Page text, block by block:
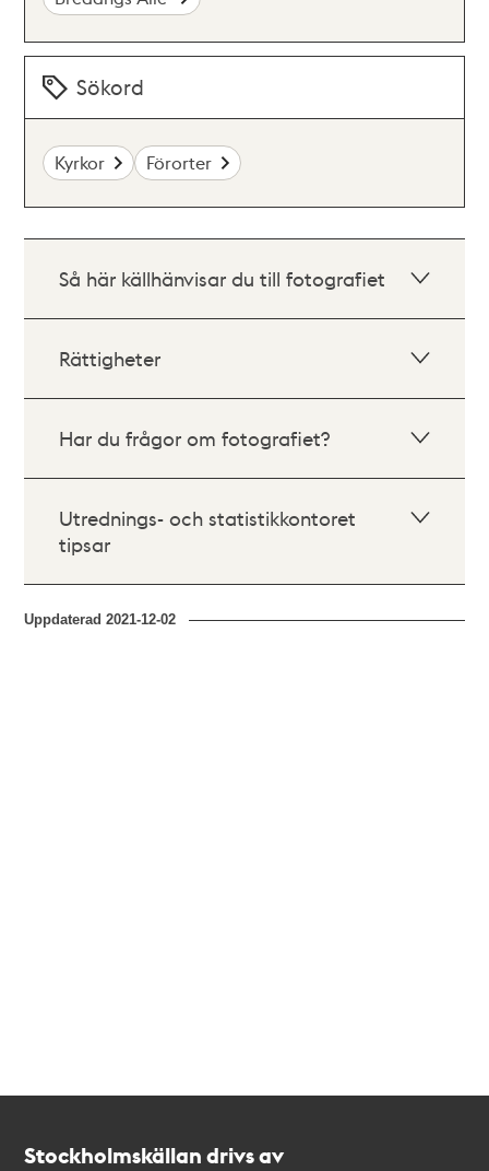
Sökord
Kyrkor Förorter
Så här källhänvisar du till fotografiet
Rättigheter
Har du frågor om fotografiet?
Utrednings- och statistikkontoret
tipsar
Uppdaterad2021-12-02
Stockholmskällan drivs av